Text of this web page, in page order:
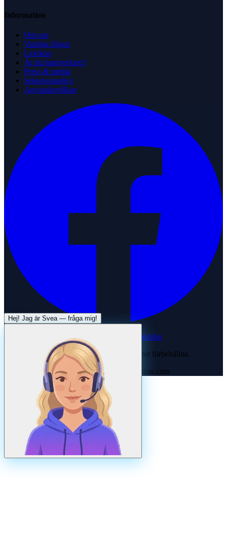
Information
Om oss
Vanliga frågor
Lexikon
Är du hantverkare?
Press & media
Sekretesspolicy
Användarvillkor
Dödsboofferter — hjälp med dödsbo
Svenska Hantverkare. Alla rättigheter förbehållna.
Uppdateradaugusti 2026· Drivs av N3ovision.com
Hej! Jag är Svea— fråga mig!